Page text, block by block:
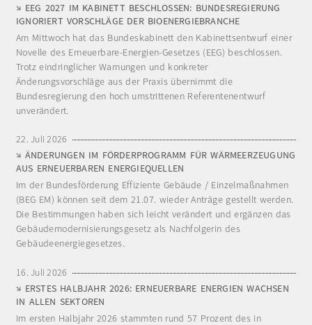
EEG 2027 IM KABINETT BESCHLOSSEN: BUNDESREGIERUNG
IGNORIERT VORSCHLÄGE DER BIOENERGIEBRANCHE
Am Mittwoch hat das Bundeskabinett den Kabinettsentwurf einer
Novelle des Erneuerbare-Energien-Gesetzes (EEG) beschlossen.
Trotz eindringlicher Warnungen und konkreter
Änderungsvorschläge aus der Praxis übernimmt die
Bundesregierung den hoch umstrittenen Referentenentwurf
unverändert.
22. Juli 2026
ÄNDERUNGEN IM FÖRDERPROGRAMM FÜR WÄRMEERZEUGUNG
AUS ERNEUERBAREN ENERGIEQUELLEN
Im der Bundesförderung Effiziente Gebäude / Einzelmaßnahmen
(BEG EM) können seit dem 21.07. wieder Anträge gestellt werden.
Die Bestimmungen haben sich leicht verändert und ergänzen das
Gebäudemodernisierungsgesetz als Nachfolgerin des
Gebäudeenergiegesetzes.
16. Juli 2026
ERSTES HALBJAHR 2026: ERNEUERBARE ENERGIEN WACHSEN
IN ALLEN SEKTOREN
Im ersten Halbjahr 2026 stammten rund 57 Prozent des in